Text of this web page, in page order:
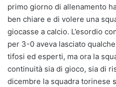
primo giorno di allenamento
ben chiare e di volere una
giocasse a calcio. L’esordio
per 3-0 aveva lasciato
tifosi ed esperti, ma ora la
continuità sia di gioco, sia di
dicembre la squadra torinese